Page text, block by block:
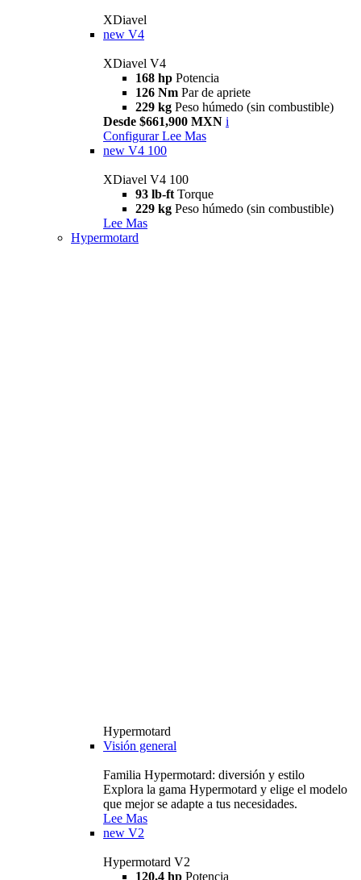
XDiavel
new V4
XDiavel V4
168 hp Potencia
126 Nm Par de apriete
229 kg Peso húmedo (sin combustible)
Desde $661,900 MXN i
Configurar Lee Mas
new V4 100
XDiavel V4 100
93 lb-ft Torque
229 kg Peso húmedo (sin combustible)
Lee Mas
Hypermotard
Hypermotard
Visión general
Familia Hypermotard: diversión y estilo
Explora la gama Hypermotard y elige el modelo
que mejor se adapte a tus necesidades.
Lee Mas
new V2
Hypermotard V2
120,4 hp Potencia